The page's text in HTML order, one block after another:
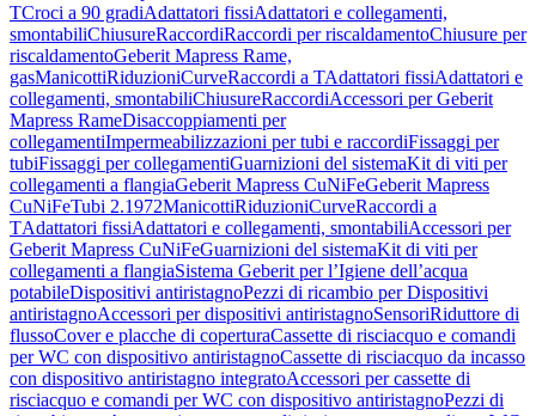
TCroci a 90 gradiAdattatori fissiAdattatori e collegamenti,
smontabiliChiusureRaccordiRaccordi per riscaldamentoChiusure per
riscaldamentoGeberit Mapress Rame,
gasManicottiRiduzioniCurveRaccordi a TAdattatori fissiAdattatori e
collegamenti, smontabiliChiusureRaccordiAccessori per Geberit
Mapress RameDisaccoppiamenti per
collegamentiImpermeabilizzazioni per tubi e raccordiFissaggi per
tubiFissaggi per collegamentiGuarnizioni del sistemaKit di viti per
collegamenti a flangiaGeberit Mapress CuNiFeGeberit Mapress
CuNiFeTubi 2.1972ManicottiRiduzioniCurveRaccordi a
TAdattatori fissiAdattatori e collegamenti, smontabiliAccessori per
Geberit Mapress CuNiFeGuarnizioni del sistemaKit di viti per
collegamenti a flangiaSistema Geberit per l’Igiene dell’acqua
potabileDispositivi antiristagnoPezzi di ricambio per Dispositivi
antiristagnoAccessori per dispositivi antiristagnoSensoriRiduttore di
flussoCover e placche di coperturaCassette di risciacquo e comandi
per WC con dispositivo antiristagnoCassette di risciacquo da incasso
con dispositivo antiristagno integratoAccessori per cassette di
risciacquo e comandi per WC con dispositivo antiristagnoPezzi di